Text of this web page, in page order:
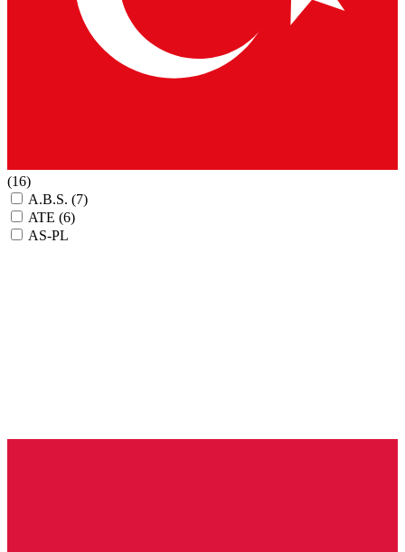
(16)
A.B.S. (7)
ATE (6)
AS-PL